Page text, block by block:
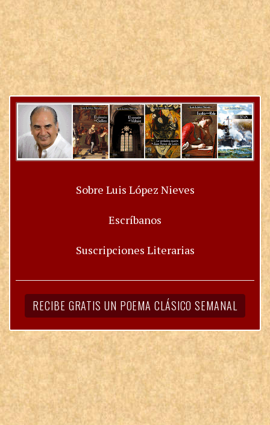
Sobre Luis López Nieves
Escríbanos
Suscripciones Literarias
RECIBE GRATIS UN POEMA CLÁSICO SEMANAL